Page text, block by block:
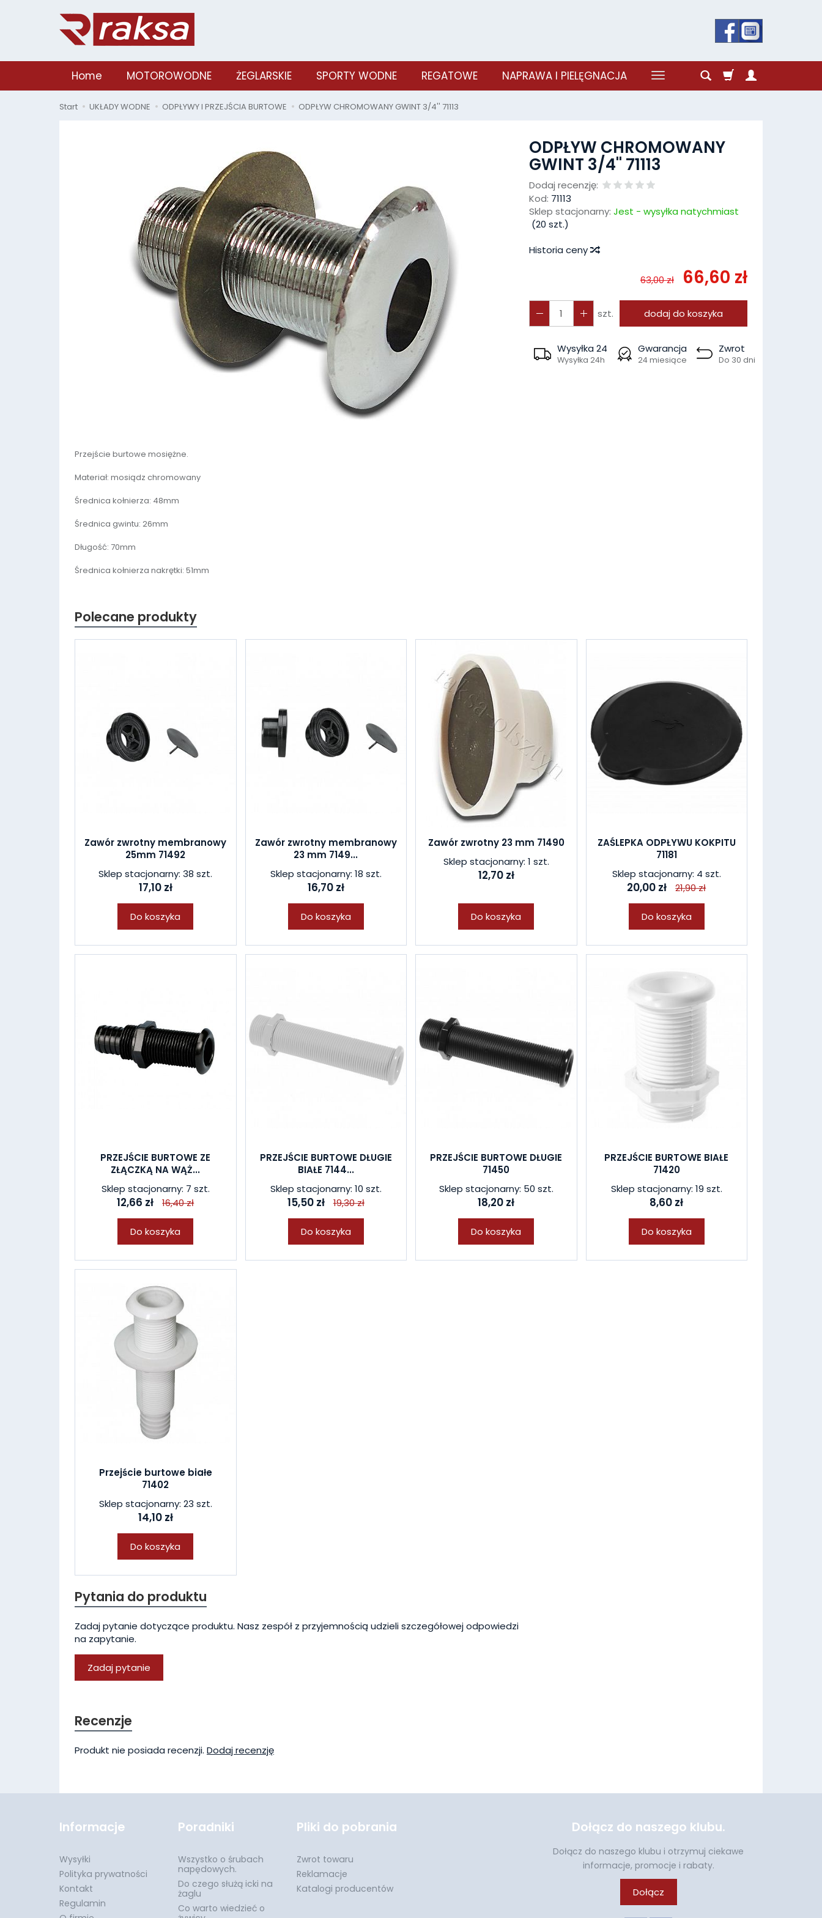
Home MOTOROWODNE ŻEGLARSKIE SPORTY WODNE REGATOWE NAPRAWA I PIELĘGNACJA
Start UKŁADY WODNE ODPŁYWY I PRZEJŚCIA BURTOWE ODPŁYW CHROMOWANY GWINT 3/4'' 71113
ODPŁYW CHROMOWANY
GWINT 3/4'' 71113
Dodaj recenzję:
Kod: 71113
Sklep stacjonarny: Jest - wysyłka natychmiast
(20 szt.)
Historia ceny
63,00 zł 66,60 zł
szt. dodaj do koszyka
Wysyłka 24
Wysyłka 24h
Gwarancja
24 miesiące
Zwrot
Do 30 dni
Przejście burtowe mosiężne.
Materiał: mosiądz chromowany
Średnica kołnierza: 48mm
Średnica gwintu: 26mm
Długość: 70mm
Średnica kołnierza nakrętki: 51mm
Polecane produkty
Zawór zwrotny membranowy
25mm 71492
Sklep stacjonarny: 38 szt.
17,10 zł
Do koszyka
Zawór zwrotny membranowy
23 mm 7149...
Sklep stacjonarny: 18 szt.
16,70 zł
Do koszyka
Zawór zwrotny 23 mm 71490
Sklep stacjonarny: 1 szt.
12,70 zł
Do koszyka
ZAŚLEPKA ODPŁYWU KOKPITU
71181
Sklep stacjonarny: 4 szt.
20,00 zł 21,90 zł
Do koszyka
PRZEJŚCIE BURTOWE ZE
ZŁĄCZKĄ NA WĄŻ...
Sklep stacjonarny: 7 szt.
12,66 zł 16,40 zł
Do koszyka
PRZEJŚCIE BURTOWE DŁUGIE
BIAŁE 7144...
Sklep stacjonarny: 10 szt.
15,50 zł 19,30 zł
Do koszyka
PRZEJŚCIE BURTOWE DŁUGIE
71450
Sklep stacjonarny: 50 szt.
18,20 zł
Do koszyka
PRZEJŚCIE BURTOWE BIAŁE
71420
Sklep stacjonarny: 19 szt.
8,60 zł
Do koszyka
Przejście burtowe białe
71402
Sklep stacjonarny: 23 szt.
14,10 zł
Do koszyka
Pytania do produktu
Zadaj pytanie dotyczące produktu. Nasz zespół z przyjemnością udzieli szczegółowej odpowiedzi
na zapytanie.
Zadaj pytanie
Recenzje
Produkt nie posiada recenzji. Dodaj recenzję
Informacje
Wysyłki
Polityka prywatności
Kontakt
Regulamin
Poradniki
Wszystko o śrubach
napędowych.
Do czego służą icki na
żaglu
Co warto wiedzieć o
Pliki do pobrania
Zwrot towaru
Reklamacje
Katalogi producentów
Dołącz do naszego klubu.
Dołącz do naszego klubu i otrzymuj ciekawe
informacje, promocje i rabaty.
Dołącz